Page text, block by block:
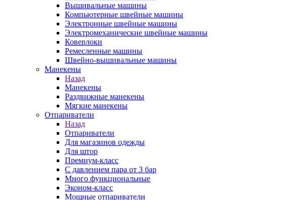
Вышивальные машины
Компьютерные швейные машины
Электронные швейные машины
Электромеханические швейные машины
Коверлоки
Ремесленные машины
Швейно-вышивальные машины
Манекены
Назад
Манекены
Раздвижные манекены
Мягкие манекены
Отпариватели
Назад
Отпариватели
Для магазинов одежды
Для штор
Премиум-класс
С давлением пара от 3 бар
Много функциональные
Эконом-класс
Мощные отпариватели